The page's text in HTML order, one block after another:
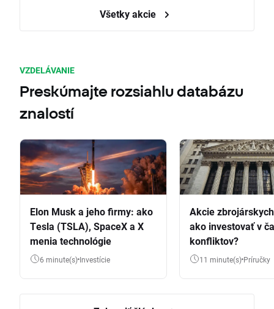
Všetky akcie
VZDELÁVANIE
Preskúmajte rozsiahlu databázu
znalostí
Elon Musk a jeho firmy: ako
Tesla (TSLA), SpaceX a X
menia technológie
6 minute(s) Investície
Akcie
ako investovať v
konfliktov?
11 minute(s) Príručky